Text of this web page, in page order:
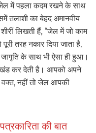
में पहला कदम रखने के साथ
तलाशी का बेहद अमानवीय
शीरीं लिखती हैं, “जेल में जो काम
तरह नकार दिया जाता है,
के साथ भी ऐसा ही हुआ।
कर देती है। आपको अपने
नहीं तो जेल आपकी
की बात